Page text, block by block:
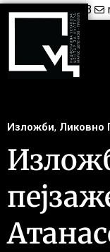
+38948421703
Изложби, Ликовно